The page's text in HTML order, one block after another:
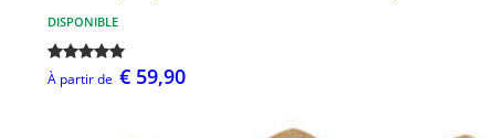
DISPONIBLE
À partir de € 59,90